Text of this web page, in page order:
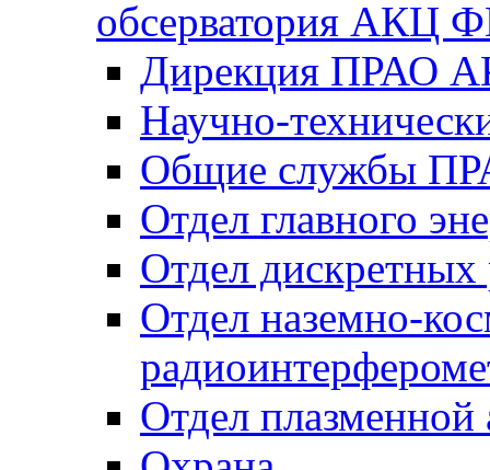
обсерватория АКЦ
Дирекция ПРАО
Научно-
Общие службы
Отдел главного
Отдел дискретных
Отдел наземно-
Отдел плазменной